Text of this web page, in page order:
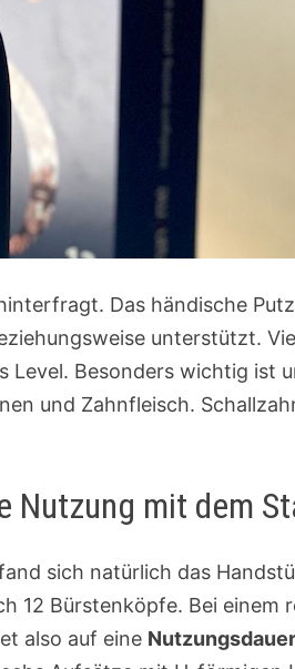
Das händische
unterstützt.
Level. Besonders wichtig ist
und Zahnfleisch.
Nutzung mit dem
sich natürlich das
12 Bürstenköpfe. Bei einem
also auf eine